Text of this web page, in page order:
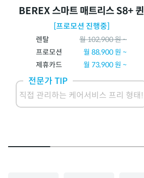
BEREX 스마트 매트리스 S8+ 퀸
[프로모션 진행중]
렌탈 월102,900원 ~
프로모션
월88,900원 ~
제휴카드
월 73,900원 ~
전문가 TIP
직접 관리하는 케어서비스 프리 형태!